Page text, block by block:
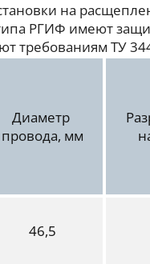
на
РГИФ имеют
требованиям ТУ
Диаметр
провода, мм
46,5